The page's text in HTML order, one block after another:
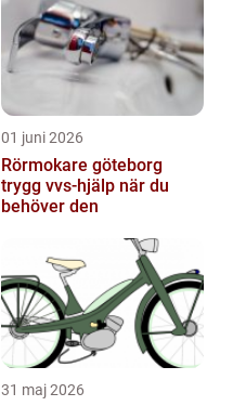
01 juni 2026
Rörmokare göteborg
trygg vvs-hjälp när du
behöver den
31 maj 2026